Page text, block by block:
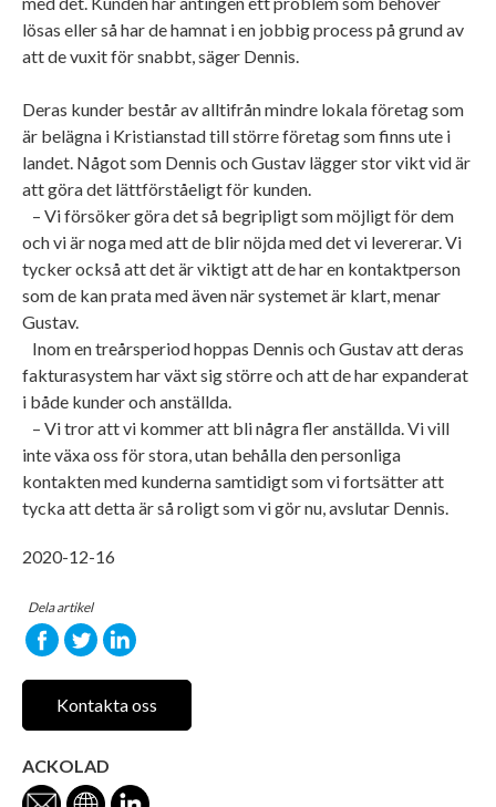
lösas eller så har de hamnat i en jobbig process på grund av
att de vuxit för snabbt, säger Dennis.
Deras kunder består av alltifrån mindre lokala företag som
är belägna i Kristianstad till större företag som finns ute i
landet. Något som Dennis och Gustav lägger stor vikt vid är
att göra det lättförståeligt för kunden.
– Vi försöker göra det så begripligt som möjligt för dem
och vi är noga med att de blir nöjda med det vi levererar. Vi
tycker också att det är viktigt att de har en kontaktperson
som de kan prata med även när systemet är klart, menar
Gustav.
Inom en treårsperiod hoppas Dennis och Gustav att deras
fakturasystem har växt sig större och att de har expanderat
i både kunder och anställda.
– Vi tror att vi kommer att bli några fler anställda. Vi vill
inte växa oss för stora, utan behålla den personliga
kontakten med kunderna samtidigt som vi fortsätter att
tycka att detta är så roligt som vi gör nu, avslutar Dennis.
2020-12-16
Dela artikel
Kontakta oss
ACKOLAD